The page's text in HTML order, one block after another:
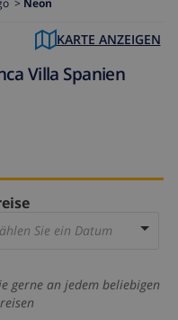
> Neon
KARTE ANZEIGEN
Villa Spanien
Sie ein Datum
gerne an jedem beliebigen